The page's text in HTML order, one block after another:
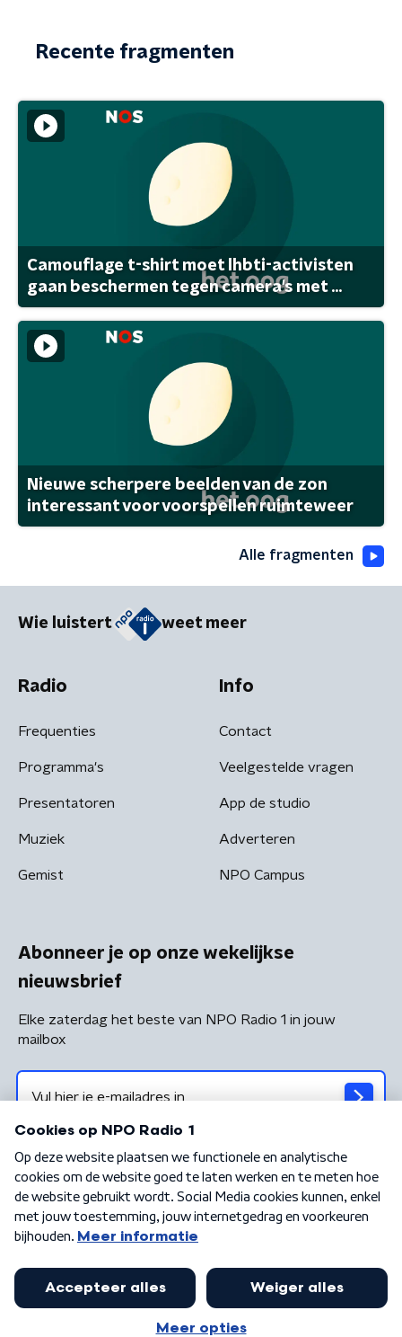
Recente fragmenten
Camouflage t-shirt moet lhbti-activisten
gaan beschermen tegen camera's met ...
Nieuwe scherpere beelden van de zon
interessant voor voorspellen ruimteweer
Alle fragmenten
Wie luistert weet meer
Radio
Frequenties
Programma's
Presentatoren
Muziek
Gemist
Info
Contact
Veelgestelde vragen
App de studio
Adverteren
NPO Campus
Abonneer je op onze wekelijkse
nieuwsbrief
Elke zaterdag het beste van NPO Radio 1 in jouw
mailbox
Algemene voorwaarden